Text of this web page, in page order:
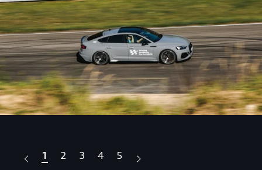
1 2 3 4 5